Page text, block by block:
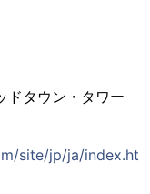
ドタウン・タワー
site/jp/ja/index.ht